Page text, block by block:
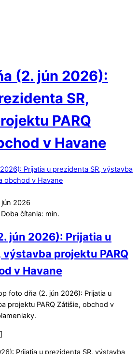
(2. jún 2026):
SR,
PARQ
v Havane
jún 2026
Doba čítania: min.
jún 2026): Prijatia u
výstavba projektu PARQ
v Havane
foto dňa (2. jún 2026): Prijatia u
projektu PARQ Zátišie, obchod v
Prijatia u prezidenta SR, výstavba